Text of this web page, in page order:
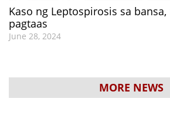
Kaso ng Leptospirosis sa
pagtaas
June 28, 2024
MORE NEWS